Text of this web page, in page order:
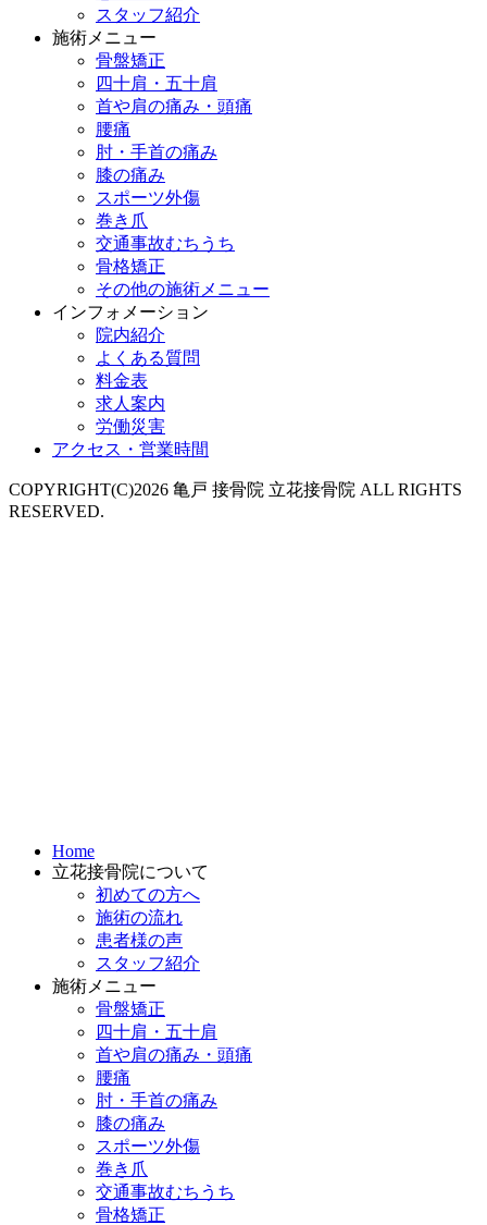
スタッフ紹介
施術メニュー
骨盤矯正
四十肩・五十肩
首や肩の痛み・頭痛
腰痛
肘・手首の痛み
膝の痛み
スポーツ外傷
巻き爪
交通事故むちうち
骨格矯正
その他の施術メニュー
インフォメーション
院内紹介
よくある質問
料金表
求人案内
労働災害
アクセス・営業時間
COPYRIGHT(C)2026 亀戸 接骨院 立花接骨院 ALL RIGHTS
RESERVED.
Home
立花接骨院について
初めての方へ
施術の流れ
患者様の声
スタッフ紹介
施術メニュー
骨盤矯正
四十肩・五十肩
首や肩の痛み・頭痛
腰痛
肘・手首の痛み
膝の痛み
スポーツ外傷
巻き爪
交通事故むちうち
骨格矯正